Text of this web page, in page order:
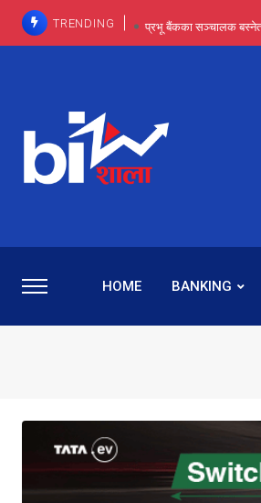
TRENDING प्रभू बैंकका सञ्चालक
प्रभू बैंकमा सेञ्चुरीबाट
कमाइमा
प्रभु बैंकमा
HOME BANKING